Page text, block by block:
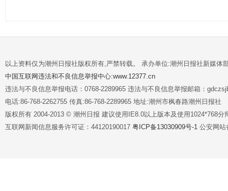
以上资料仅为潮州日报社版权所有,严禁转载。 承办单位:潮州日报社新媒体
中国互联网违法和不良信息举报中心:www.12377.cn
违法与不良信息举报电话：0768-2289965 违法与不良信息举报邮箱：
电话:86-768-2262755 传真:86-768-2289965 地址:潮州市枫春路潮州日报社
版权所有 2004-2013 © 潮州日报 建议使用IE8.0以上版本及使用1024*768分
互联网新闻信息服务许可证：44120190017 粤ICP备13030909号-1 公安网站